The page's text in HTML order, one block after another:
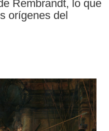
Rembrandt, lo que
orígenes del